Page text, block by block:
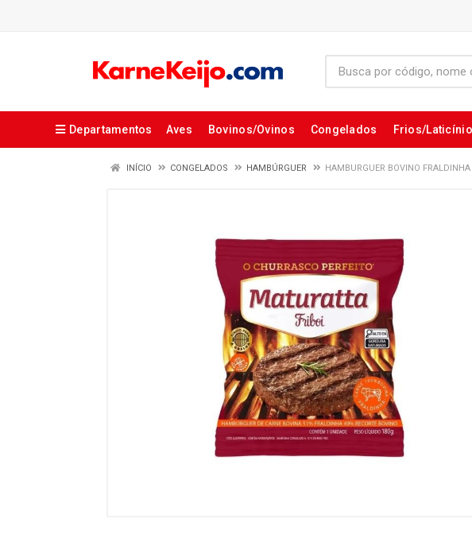
Departamentos Aves Bovinos/Ovinos Congelados Frios/
INÍCIO CONGELADOS HAMBÚRGUER HAMBURGUER BOVINO